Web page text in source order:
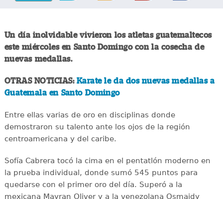
Un día inolvidable vivieron los atletas guatemaltecos
este miércoles en Santo Domingo con la cosecha de
nuevas medallas.
OTRAS NOTICIAS: Karate le da dos nuevas medallas a
Guatemala en Santo Domingo
Entre ellas varias de oro en disciplinas donde
demostraron su talento ante los ojos de la región
centroamericana y del caribe.
Sofía Cabrera tocó la cima en el pentatlón moderno en
la prueba individual, donde sumó 545 puntos para
quedarse con el primer oro del día. Superó a la
mexicana Mayran Oliver y a la venezolana Osmaidy